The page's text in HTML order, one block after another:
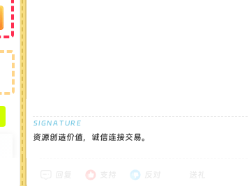
资源创造价值，诚信连接交易。